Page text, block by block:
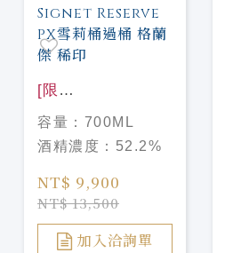
[限
量]Glenmorangie
Signet Reserve
PX雪莉桶過桶 格
蘭傑 稀印
容量： 700ML
酒精濃度： 52.2%
NT$ 9,900
NT$ 13,500
加入洽詢單